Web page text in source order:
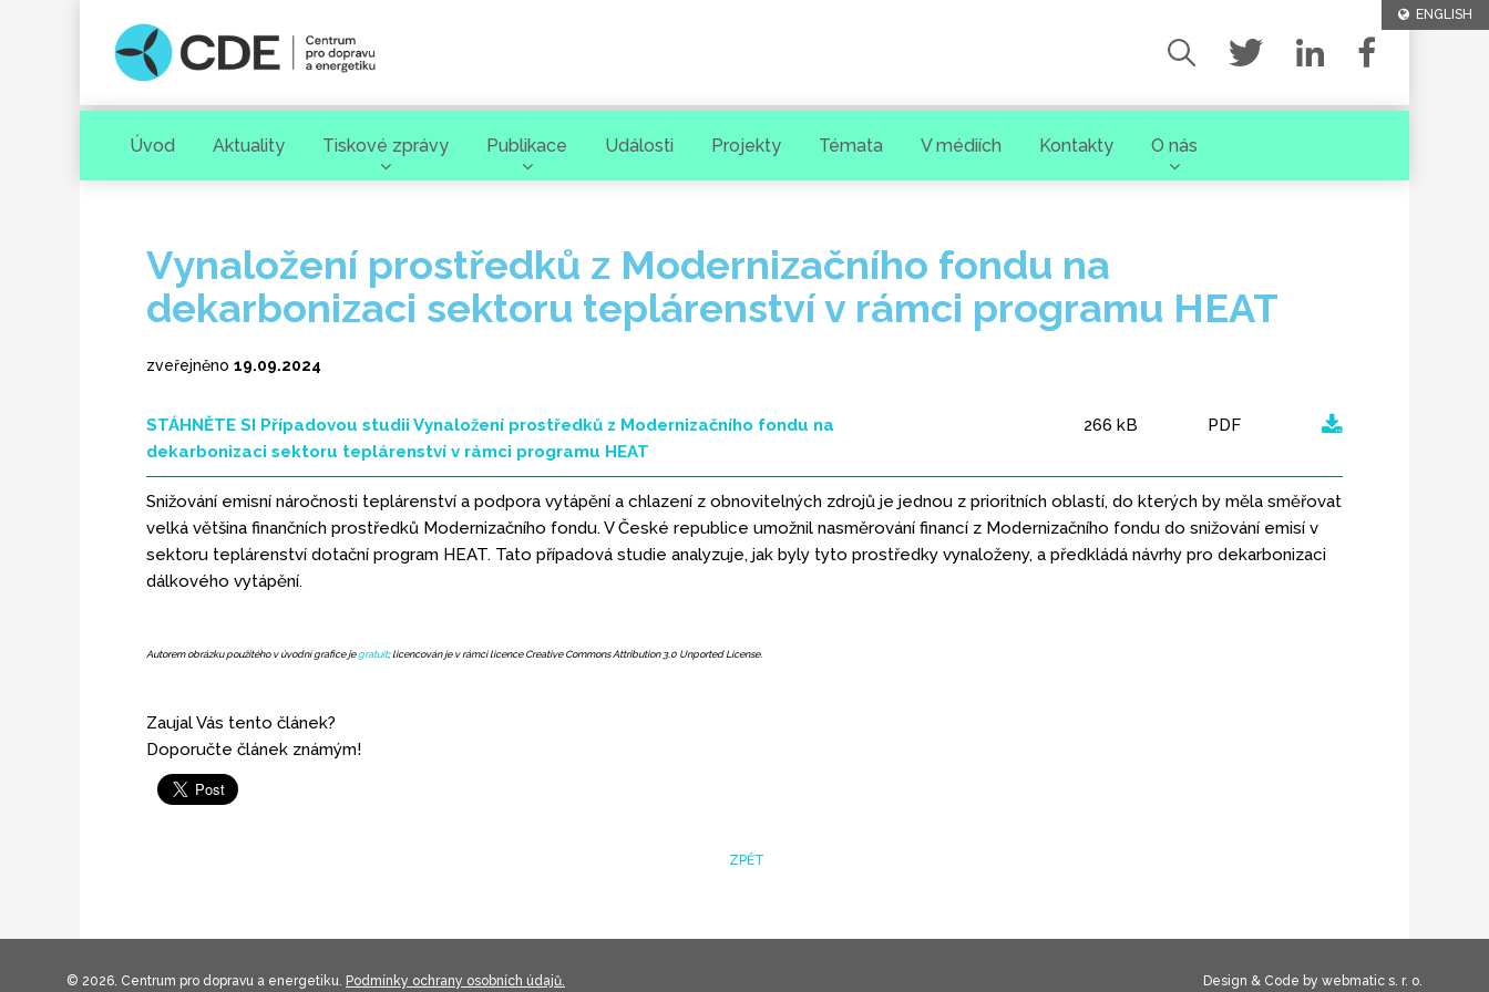
Úvod Aktuality Tiskové zprávy Publikace Události Projekty Témata V médiích Kontakty O nás
ENGLISH
Vynaložení prostředků z Modernizačního fondu na
dekarbonizaci sektoru teplárenství v rámci programu HEAT
zveřejněno 19.09.2024
STÁHNĚTE SI Případovou studii Vynaložení prostředků z Modernizačního fondu na
dekarbonizaci sektoru teplárenství v rámci programu HEAT
266 kB PDF
Snižování emisní náročnosti teplárenství a podpora vytápění a chlazení z obnovitelných zdrojů je jednou z prioritních oblastí, do kterých by měla směřovat
velká většina finančních prostředků Modernizačního fondu. V České republice umožnil nasměrování financí z Modernizačního fondu do snižování emisí v
sektoru teplárenství dotační program HEAT. Tato případová studie analyzuje, jak byly tyto prostředky vynaloženy, a předkládá návrhy pro dekarbonizaci
dálkového vytápění.
Autorem obrázku použitého v úvodní grafice jegratuit; licencován je v rámci licence Creative Commons Attribution 3.0 Unported License.
Zaujal Vás tento článek?
Doporučte článek známým!
ZPĚT
© 2026. Centrum pro dopravu a energetiku. Podmínky ochrany osobních údajů. Design & Code by webmatic s. r. o.
Hledaný výraz
VYHLEDAT [ zavřít ]